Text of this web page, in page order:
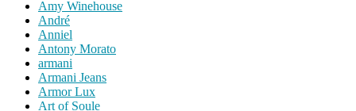
Amy Winehouse
André
Anniel
Antony Morato
armani
Armani Jeans
Armor Lux
Art of Soule